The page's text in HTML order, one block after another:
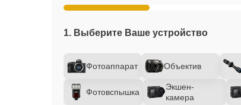
1. Выберите Ваше устройство
Фотоаппарат Объектив
Фотовспышка
Экшен-
камера